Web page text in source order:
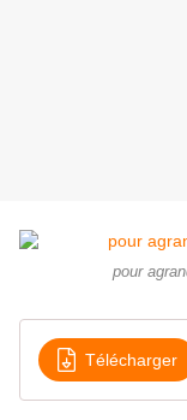
pour
Télécharger